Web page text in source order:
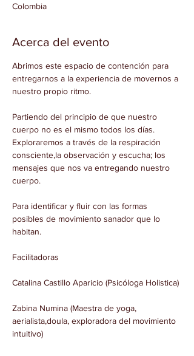
Colombia
Acerca del evento
Abrimos este espacio de contención para
entregarnos a la experiencia de movernos a
Partiendo del principio de que nuestro
cuerpo no es el mismo todos los días.
Exploraremos a través de la respiración
consciente,la observación y escucha; los
mensajes que nos va entregando nuestro
Para identificar y fluir con las formas
posibles de movimiento sanador que lo
Zabina Numina (Maestra de yoga,
aerialista,doula, exploradora del movimiento